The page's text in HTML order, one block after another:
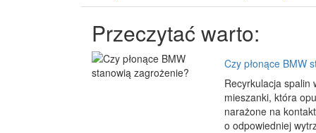
Przeczytać warto:
Czy płonące BMW
Recyrkulacja spalin
mieszanki, która
narażone na
o odpowiedniej